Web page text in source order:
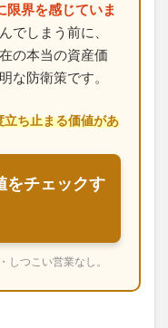
限界を感じていま
でしまう前に、
の本当の資産価
な防衛策です。
ち止まる価値があ
をチェックす
つこい営業なし。